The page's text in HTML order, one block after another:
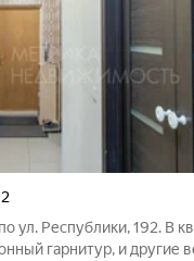
ул. Республики, 192. В
гарнитур, и другие